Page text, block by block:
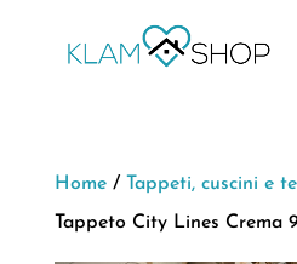
Home/ Tappeti, cuscini e
Tappeto City Lines Crema